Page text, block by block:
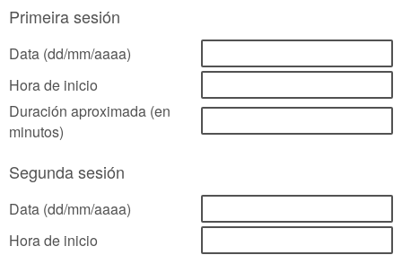
Primeira sesión
Data (dd/mm/aaaa)
Hora de inicio
Duración aproximada (en
minutos)
Segunda sesión
Data (dd/mm/aaaa)
Hora de inicio